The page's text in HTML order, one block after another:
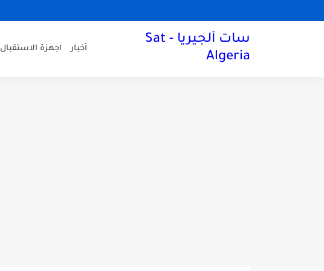
سات ألجيريا - Sat
Algeria
أخبار اجهزة الاستقبال